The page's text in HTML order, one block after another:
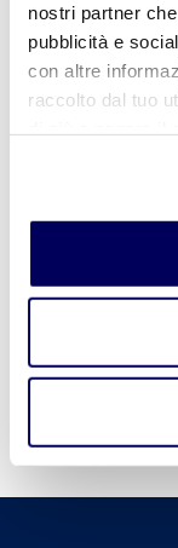
nostri partner
pubblicità e
con altre
raccolto dal tuo
sul tasto
profilazione può
Altre